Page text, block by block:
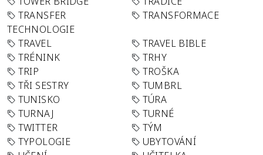
TRANSFER
TECHNOLOGIE
TRANSFORMACE
TRAVEL
TRAVEL BIBLE
TRÉNINK
TRHY
TRIP
TROŠKA
TŘI SESTRY
TUMBRL
TUNISKO
TÚRA
TURNAJ
TURNÉ
TWITTER
TÝM
TYPOLOGIE
UBYTOVÁNÍ